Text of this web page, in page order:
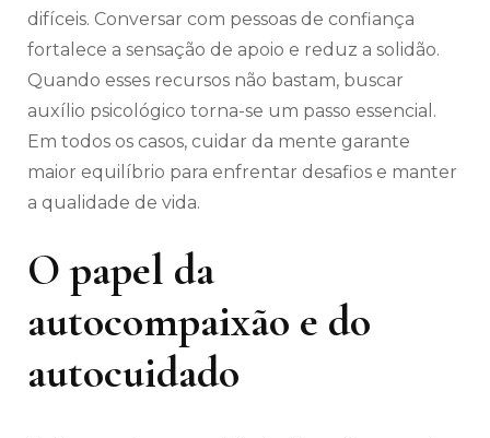
difíceis. Conversar com pessoas de confiança
fortalece a sensação de apoio e reduz a solidão.
Quando esses recursos não bastam, buscar
auxílio psicológico torna-se um passo essencial.
Em todos os casos, cuidar da mente garante
maior equilíbrio para enfrentar desafios e manter
a qualidade de vida.
O papel da
autocompaixão e do
autocuidado